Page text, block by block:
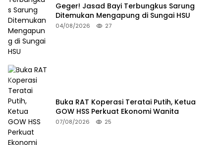
Geger! Jasad Bayi Terbungkus Sarung
Ditemukan Mengapung di Sungai HSU
04/08/2026 27
Buka RAT Koperasi Teratai Putih, Ketua
GOW HSS Perkuat Ekonomi Wanita
07/08/2026 25